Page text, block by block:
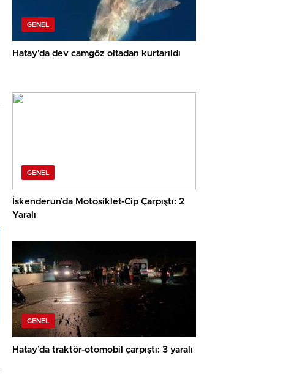
GENEL
Hatay’da dev camgöz oltadan kurtarıldı
GENEL
İskenderun’da Motosiklet-Cip Çarpıştı: 2
Yaralı
GENEL
Hatay’da traktör-otomobil çarpıştı: 3 yaralı